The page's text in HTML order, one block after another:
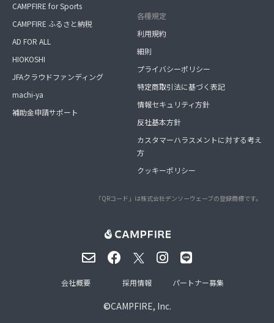
CAMPFIRE for Sports
CAMPFIRE ふるさと納税
AD FOR ALL
HIOKOSHI
JFAクラウドファンディング
machi-ya
補助金申請サポート
各種規定
利用規約
細則
プライバシーポリシー
特定商取引法に基づく表記
情報セキュリティ方針
反社基本方針
カスタマーハラスメントに対する考え
方
クッキーポリシー
「QRコード」は株式会社デンソーウェーブの登録商標です。
©CAMPFIRE, Inc.
会社概要 採用情報 パートナー募集